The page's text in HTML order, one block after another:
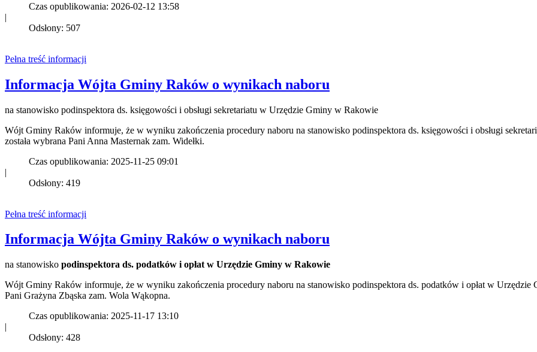
Czas opublikowania: 2026-02-12 13:58
|
Odsłony: 507
Pełna treść informacji
Informacja Wójta Gminy Raków o wynikach naboru
na stanowisko podinspektora ds. księgowości i obsługi sekretariatu w Urzędzie Gminy w Rakowie
Wójt Gminy Raków informuje, że w wyniku zakończenia procedury naboru na stanowisko podinspektora ds. księgowości i obsługi
została wybrana Pani Anna Masternak zam. Widełki.
Czas opublikowania: 2025-11-25 09:01
|
Odsłony: 419
Pełna treść informacji
Informacja Wójta Gminy Raków o wynikach naboru
na stanowisko podinspektora ds. podatków i opłat w Urzędzie Gminy w Rakowie
Wójt Gminy Raków informuje, że w wyniku zakończenia procedury naboru na stanowisko podinspektora ds. podatków i opłat w
Pani Grażyna Zbąska zam. Wola Wąkopna.
Czas opublikowania: 2025-11-17 13:10
|
Odsłony: 428